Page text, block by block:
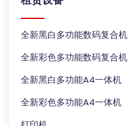
全新黑白多功能数码复合机
全新彩色多功能数码复合机
全新黑白多功能A4一体机
全新彩色多功能A4一体机